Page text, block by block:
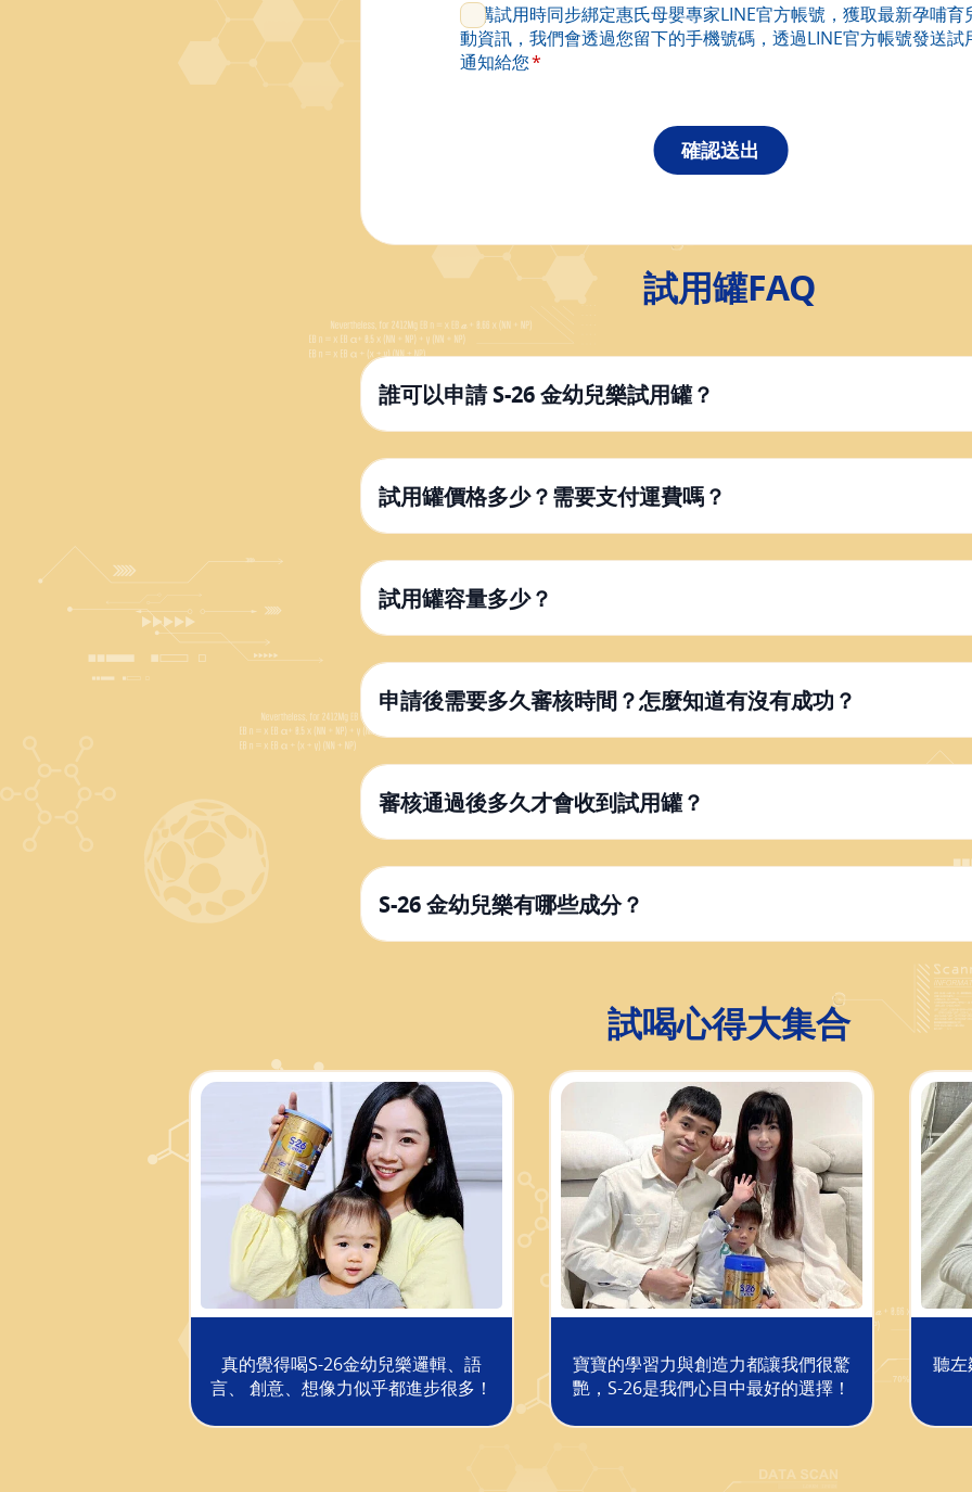
申購試用時同步綁定惠氏母嬰專家LINE官方帳號，獲取最新孕哺育
動資訊，我們會透過您留下的手機號碼，透過LINE官方帳號發送試
通知給您
試用罐FAQ
誰可以申請 S-26 金幼兒樂試用罐？
試用罐價格多少？需要支付運費嗎？
試用罐容量多少？
申請後需要多久審核時間？怎麼知道有沒有成功？
審核通過後多久才會收到試用罐？
S-26 金幼兒樂有哪些成分？
試喝心得大集合
真的覺得喝S-26金幼兒樂邏輯、語
言、 創意、想像力似乎都進步很多！
寶寶的學習力與創造力都讓我們很驚
艷，S-26是我們心目中最好的選擇！
聽左